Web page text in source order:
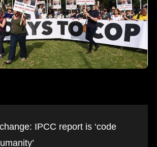
IPCC report is ‘code